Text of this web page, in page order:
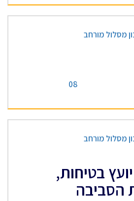
מסלול מורחב
08
מסלול מורחב
בטיחות,
הסביבה